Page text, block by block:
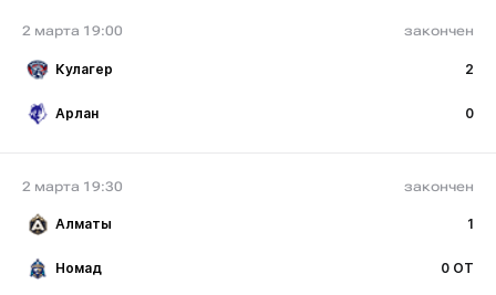
2 марта 19:00 закончен
Кулагер 2
Арлан 0
2 марта 19:30 закончен
Алматы 1
Номад 0 ОТ